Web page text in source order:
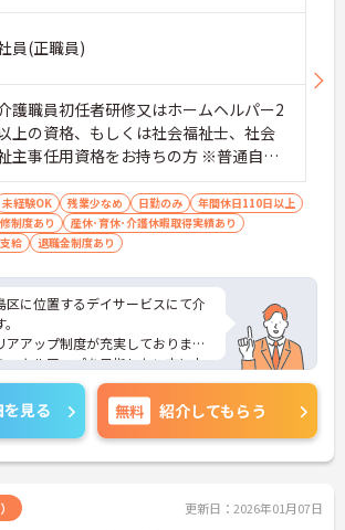
員(正職員)
護職員初任者研修又はホームヘルパー2
上の資格、もしくは社会福祉士、社会
主事任用資格をお持ちの方 ※普通自動
転免許必須（AT可） ※未経験の方も相
能
未経験OK 残業少なめ 日勤のみ
年間休日110日以上
制度あり
産休･育休･介護休暇取得実績あり
給 退職金制度あり
区に位置するデイサービスにて介
アアップ制度が充実しております
スキルアップを目指したい方にお
から介護にチャレンジしたい方
は、面接対策ポイントなど、さら
たしますので、お気軽にご相談く
を見る 無料 紹介してもらう
更新日：2026年01月07日